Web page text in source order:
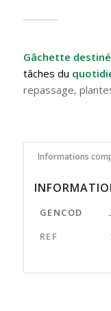
Gâchette
tâches du
repassage,
Informations
GENCOD
REF